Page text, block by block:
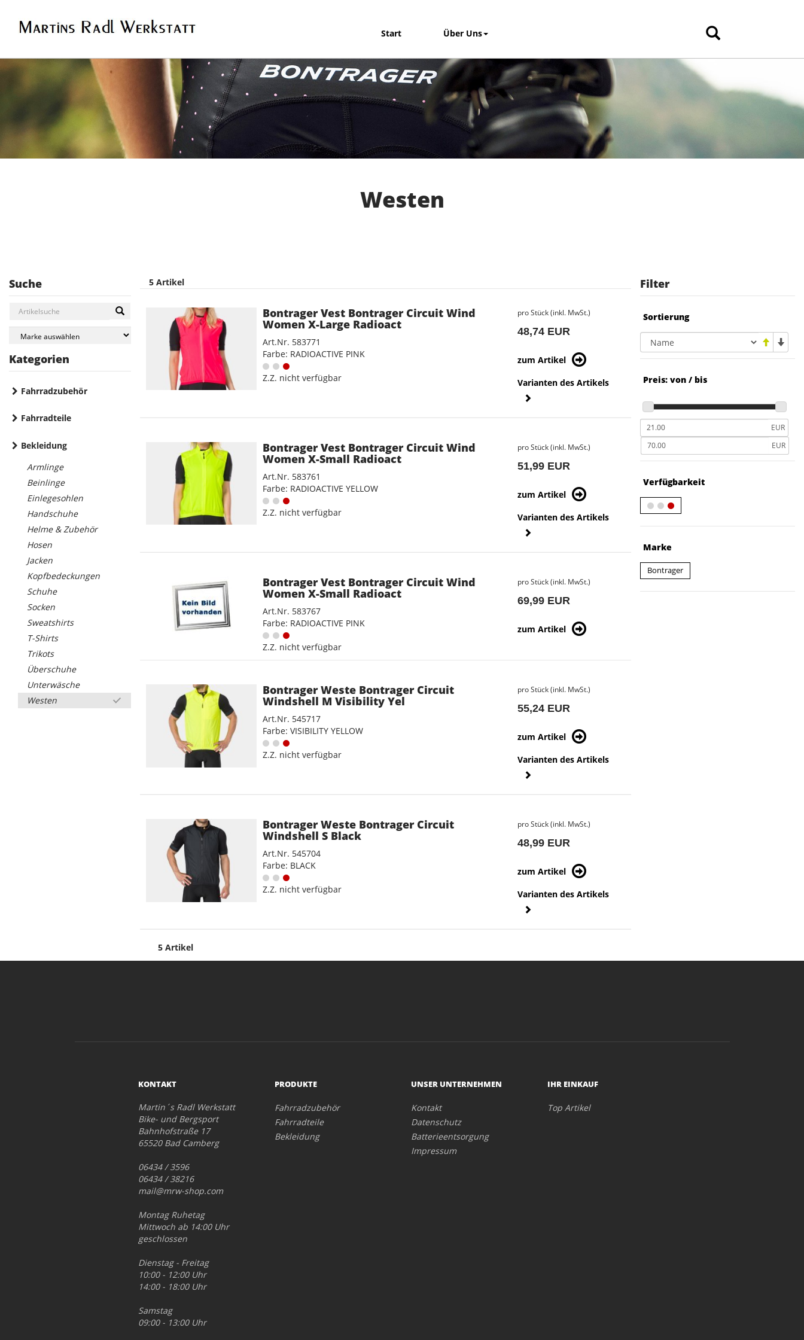
Start Über Uns
Westen
Suche
Kategorien
Fahrradzubehör
Fahrradteile
Bekleidung
Armlinge
Beinlinge
Einlegesohlen
Handschuhe
Helme & Zubehör
Hosen
Jacken
Kopfbedeckungen
Schuhe
Socken
Sweatshirts
T-Shirts
Trikots
Überschuhe
Unterwäsche
Westen
5 Artikel
Bontrager Vest Bontrager Circuit Wind
Women X-Large Radioact
Art.Nr. 583771
Farbe: RADIOACTIVE PINK
Z.Z. nicht verfügbar
pro Stück (inkl. MwSt.)
48,74 EUR
zum Artikel
Varianten des Artikels
Bontrager Vest Bontrager Circuit Wind
Women X-Small Radioact
Art.Nr. 583761
Farbe: RADIOACTIVE YELLOW
Z.Z. nicht verfügbar
pro Stück (inkl. MwSt.)
51,99 EUR
zum Artikel
Varianten des Artikels
Bontrager Vest Bontrager Circuit Wind
Women X-Small Radioact
Art.Nr. 583767
Farbe: RADIOACTIVE PINK
Z.Z. nicht verfügbar
pro Stück (inkl. MwSt.)
69,99 EUR
zum Artikel
Bontrager Weste Bontrager Circuit
Windshell M Visibility Yel
Art.Nr. 545717
Farbe: VISIBILITY YELLOW
Z.Z. nicht verfügbar
pro Stück (inkl. MwSt.)
55,24 EUR
zum Artikel
Varianten des Artikels
Bontrager Weste Bontrager Circuit
Windshell S Black
Art.Nr. 545704
Farbe: BLACK
Z.Z. nicht verfügbar
pro Stück (inkl. MwSt.)
48,99 EUR
zum Artikel
Varianten des Artikels
5 Artikel
Filter
Sortierung
Preis: von / bis
EUR
EUR
Verfügbarkeit
Marke
Bontrager
KONTAKT
Martin´s Radl Werkstatt
Bike- und Bergsport
Bahnhofstraße 17
65520 Bad Camberg
06434 / 3596
06434 / 38216
mail@mrw-shop.com
Montag Ruhetag
Mittwoch ab 14:00 Uhr
geschlossen
Dienstag - Freitag
10:00 - 12:00 Uhr
14:00 - 18:00 Uhr
Samstag
09:00 - 13:00 Uhr
PRODUKTE
Fahrradzubehör
Fahrradteile
Bekleidung
UNSER UNTERNEHMEN
Kontakt
Datenschutz
Batterieentsorgung
Impressum
IHR EINKAUF
Top Artikel